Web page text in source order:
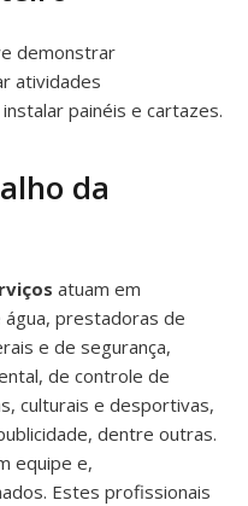
demonstrar
atividades
painéis e cartazes.
da
atuam em
prestadoras de
e de segurança,
de controle de
culturais e desportivas,
dentre outras.
equipe e,
Estes profissionais